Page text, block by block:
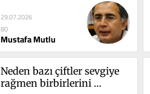
29.07.2026
80
Mustafa Mutlu
Neden bazı çiftler sevgiye
rağmen birbirlerini